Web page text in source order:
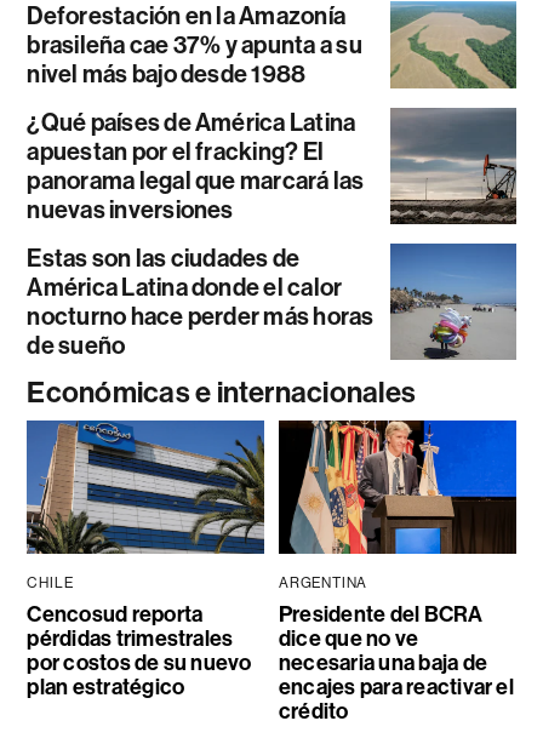
Deforestación en la Amazonía
brasileña cae 37% y apunta a su
nivel más bajo desde 1988
¿Qué países de América Latina
apuestan por el fracking? El
panorama legal que marcará las
nuevas inversiones
Estas son las ciudades de
América Latina donde el calor
nocturno hace perder más horas
de sueño
Económicas e internacionales
CHILE
Cencosud reporta
pérdidas trimestrales
por costos de su nuevo
plan estratégico
ARGENTINA
Presidente del BCRA
dice que no ve
necesaria una baja de
encajes para reactivar el
crédito